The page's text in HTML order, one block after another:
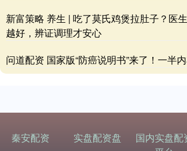
新富策略 养生 | 吃了莫氏鸡煲拉肚子？医
越好，辨证调理才安心
问道配资 国家版“防癌说明书”来了！一半
秦安配资 实盘配资盘
国内实盘配